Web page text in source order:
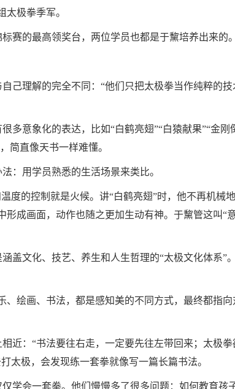
极拳季军。
的最高领奖台，两位学员也都是于黧培养出来的。
理解的完全不同：“他们只把太极拳当作纯粹的技
意象化的表达，比如“白鹤亮翅”“白猿献果”“金刚
简直像天书一样难懂。
用学员熟悉的生活场景来类比。
的控制就是火候。讲“白鹤亮翅”时，他不再机械
成画面，动作也随之更加生动有神。于黧管这叫“
文化、技艺、养生和人生哲理的“太极文化体系”
绘画、书法，都是感知美的不同方式，最终都指向
：“书法要往右走，一定要先往左带回来；太极拳
太极，会发现练一套拳就像写一篇长篇书法。
会一套拳。他们慢慢多了很多问题：如何教育孩子